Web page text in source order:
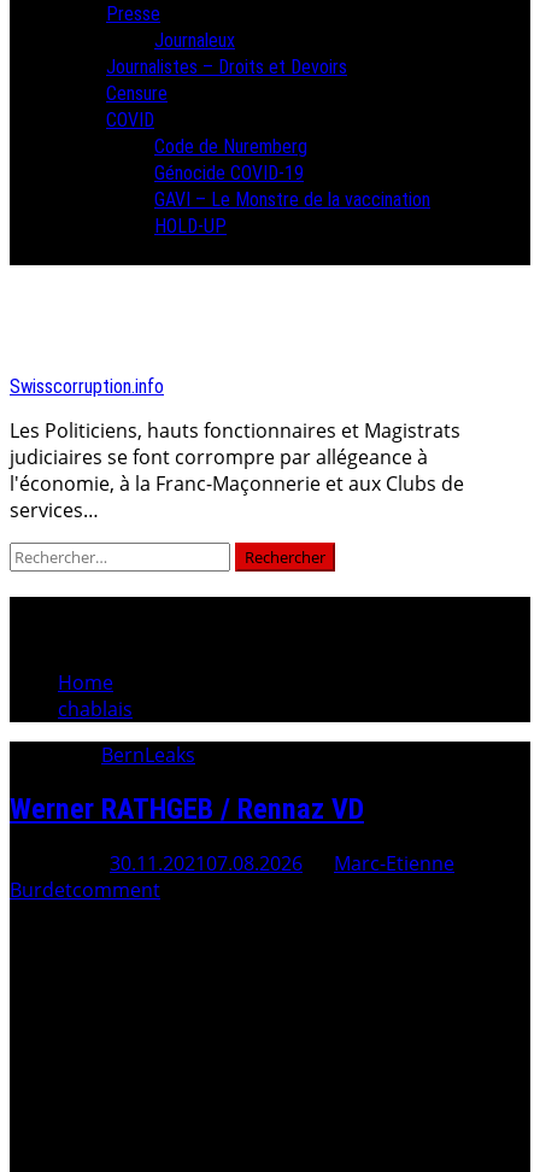
Presse
Journaleux
Journalistes – Droits et Devoirs
Censure
COVID
Code de Nuremberg
Génocide COVID-19
GAVI – Le Monstre de la vaccination
HOLD-UP
Swisscorruption.info
Les Politiciens, hauts fonctionnaires et Magistrats
judiciaires se font corrompre par allégeance à
l'économie, à la Franc-Maçonnerie et aux Clubs de
services…
Rechercher :
Home
chablais
BernLeaks
Werner RATHGEB / Rennaz VD
30.11.202107.08.2026
Marc-Etienne
Burdetcomment